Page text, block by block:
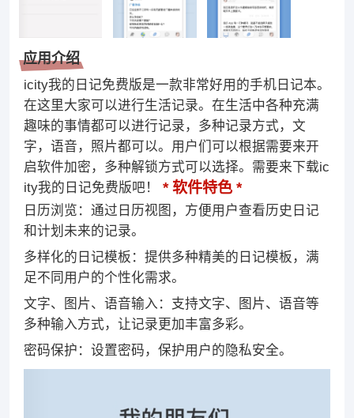
应用介绍
icity我的日记免费版是一款非常好用的手机日记本。
在这里大家可以进行生活记录。在生活中各种充满
趣味的事情都可以进行记录，多种记录方式，文
字，语音，照片都可以。用户们可以根据需要来开
启软件加密，多种解锁方式可以选择。需要来下载ic
ity我的日记免费版吧！
软件特色
日历浏览：通过日历视图，方便用户查看历史日记
和计划未来的记录。
多样化的日记模板：提供多种精美的日记模板，满
足不同用户的个性化需求。
文字、图片、语音输入：支持文字、图片、语音等
多种输入方式，让记录更加丰富多彩。
密码保护：设置密码，保护用户的隐私安全。